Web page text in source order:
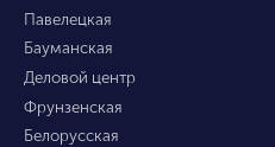
Павелецкая
Бауманская
Деловой центр
Фрунзенская
Белорусская